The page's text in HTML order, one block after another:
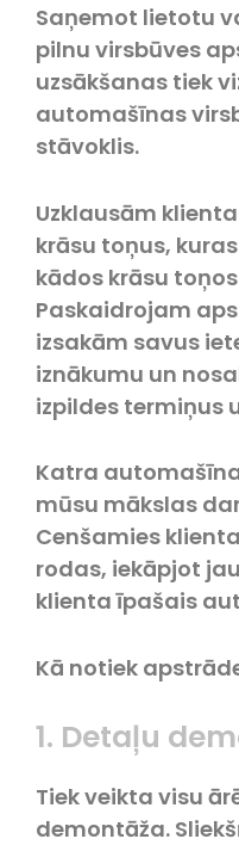
Saņemot lietotu
pilnu virsbūves
uzsākšanas tiek
automašīnas
stāvoklis.
Uzklausām
krāsu toņus,
kādos krāsu
Paskaidrojam
izsakām savus
iznākumu un
izpildes termiņus
Katra
mūsu mākslas
Cenšamies
rodas, iekāpjot
klienta īpašais
Kā notiek
1. Detaļu
Tiek veikta visu
demontāža.